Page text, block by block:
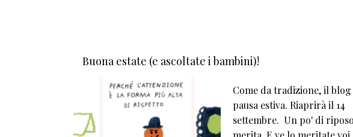
Buona estate (e ascoltate i bambini)!
Come da tradizione, il blog
pausa estiva. Riaprirà il 14
settembre. Un po' di